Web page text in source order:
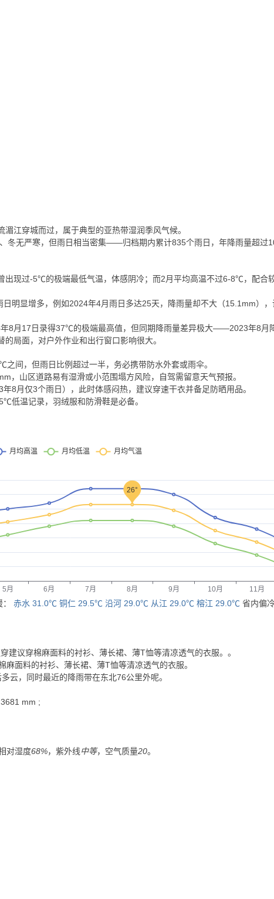
江穿城而过，属于典型的亚热带湿润季风气候。
冬无严寒，但雨日相当密集——归档期内累计835个雨日，年降雨量超过
现过-5℃的极端最低气温，体感阴冷；而2月平均高温不过6-8℃，配合
明显增多，例如2024年4月雨日多达25天，降雨量却不大（15.1mm）
8月17日录得37℃的极端最高值，但同期降雨量差异极大——2023年8月
局面，对户外作业和出行窗口影响很大。
间，但雨日比例超过一半，务必携带防水外套或雨伞。
，山区道路易有湿滑或小范围塌方风险，自驾需留意天气预报。
8月仅3个雨日），此时体感闷热，建议穿速干衣并备足防晒用品。
低温记录，羽绒服和防滑鞋是必备。
赤水 31.0℃ 铜仁 29.5℃ 沿河 29.0℃ 从江 29.0℃ 榕江 29.0℃ 省内偏
建议穿棉麻面料的衬衫、薄长裙、薄T恤等清凉透气的衣服。 。
麻面料的衬衫、薄长裙、薄T恤等清凉透气的衣服。
云，同时最近的降雨带在东北76公里外呢。
mm ;
对湿度68%，紫外线中等，空气质量20。